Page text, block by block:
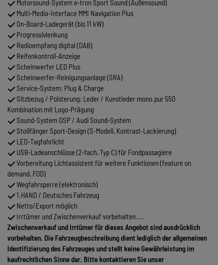
Motorsound-System e-tron Sport Sound (Außensound)
Multi-Media-Interface MMI Navigation Plus
On-Board-Ladegerät (bis 11 kW)
Progressivlenkung
Radioempfang digital (DAB)
Reifenkontroll-Anzeige
Scheinwerfer LED Plus
Scheinwerfer-Reinigungsanlage (SRA)
Service-System: Plug & Charge
Sitzbezug / Polsterung: Leder / Kunstleder mono.pur 550
Kombination mit Logo-Prägung
Sound-System DSP / Audi Sound-System
Stoßfänger Sport-Design (S-Modell, Kontrast-Lackierung)
LED-Tagfahrlicht
USB-Ladeanschlüsse (2-fach, Typ C) für Fondpassagiere
Vorbereitung Lichtassistent für weitere Funktionen (feature on
demand, FOD)
Wegfahrsperre (elektronisch)
1.HAND / Deutsches Fahrzeug
Netto/Export möglich
Irrtümer und Zwischenverkauf vorbehalten....
Zwischenverkauf und Irrtümer für dieses Angebot sind ausdrücklich
vorbehalten. Die Fahrzeugbeschreibung dient lediglich der allgemeinen
Identifizierung des Fahrzeuges und stellt keine Gewährleistung im
kaufrechtlichen Sinne dar. Bitte kontaktieren Sie unser